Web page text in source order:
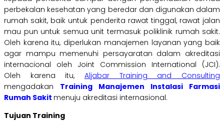
perbekalan kesehatan yang beredar dan digunakan dalam
rumah sakit, baik untuk penderita rawat tinggal, rawat jalan
mau pun untuk semua unit termasuk poliklinik rumah sakit.
Oleh karena itu, diperlukan manajemen layanan yang baik
agar mampu memenuhi persayaratan dalam akreditasi
internacional oleh Joint Commission International (JCI).
Oleh karena itu, Aljabar Training and Consulting
mengadakan Training Manajemen Instalasi Farmasi
Rumah Sakit menuju akreditasi internasional.
Tujuan Training